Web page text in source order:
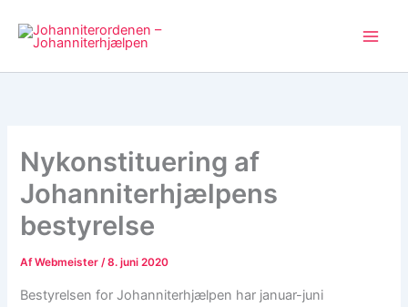
indholdet
Nykonstituering af
Johanniterhjælpens
bestyrelse
AfWebmeister/8. juni 2020
Bestyrelsen for Johanniterhjælpen har januar-juni